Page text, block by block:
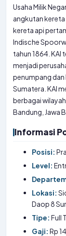
Usaha Milik
angkutan kereta
kereta api
Indische
tahun 1864.
menjadi
penumpang dan
Sumatera. KAI
berbagai
Bandung, Jawa
Informasi
Posisi:
Level:
Lokasi:
Daop 8
Tipe: Full
Gaji: Rp